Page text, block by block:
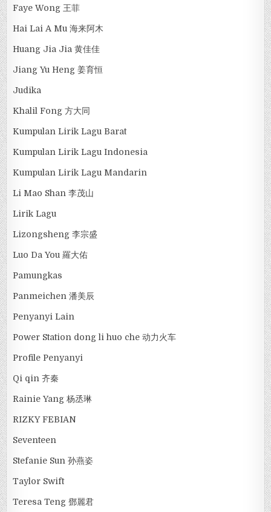
Faye Wong 王菲
Hai Lai A Mu 海来阿木
Huang Jia Jia 黄佳佳
Jiang Yu Heng 姜育恒
Judika
Khalil Fong 方大同
Kumpulan Lirik Lagu Barat
Kumpulan Lirik Lagu Indonesia
Kumpulan Lirik Lagu Mandarin
Li Mao Shan 李茂山
Lirik Lagu
Lizongsheng 李宗盛
Luo Da You 羅大佑
Pamungkas
Panmeichen 潘美辰
Penyanyi Lain
Power Station dong li huo che 动力火车
Profile Penyanyi
Qi qin 齐秦
Rainie Yang 杨丞琳
RIZKY FEBIAN
Seventeen
Stefanie Sun 孙燕姿
Taylor Swift
Teresa Teng 鄧麗君